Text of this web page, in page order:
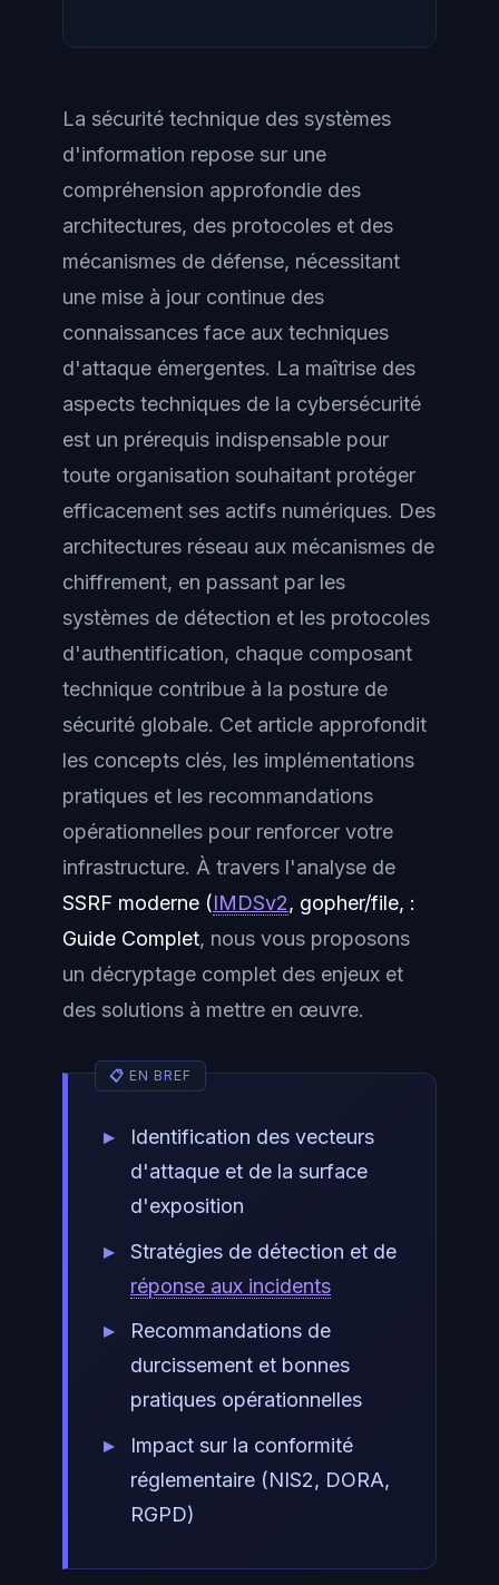
La sécurité technique des systèmes
d'information repose sur une
compréhension approfondie des
architectures, des protocoles et des
mécanismes de défense, nécessitant
une mise à jour continue des
connaissances face aux techniques
d'attaque émergentes. La maîtrise des
aspects techniques de la cybersécurité
est un prérequis indispensable pour
toute organisation souhaitant protéger
efficacement ses actifs numériques. Des
architectures réseau aux mécanismes de
chiffrement, en passant par les
systèmes de détection et les protocoles
d'authentification, chaque composant
technique contribue à la posture de
sécurité globale. Cet article approfondit
les concepts clés, les implémentations
pratiques et les recommandations
opérationnelles pour renforcer votre
infrastructure. À travers l'analyse de
SSRF moderne (IMDSv2, gopher/file, :
Guide Complet, nous vous proposons
un décryptage complet des enjeux et
des solutions à mettre en œuvre.
Identification des vecteurs
d'attaque et de la surface
d'exposition
Stratégies de détection et de
réponse aux incidents
Recommandations de
durcissement et bonnes
pratiques opérationnelles
Impact sur la conformité
réglementaire (NIS2, DORA,
RGPD)